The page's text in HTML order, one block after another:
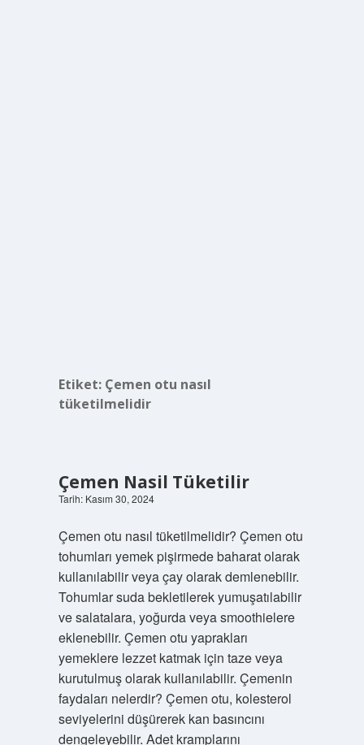
Etiket: Çemen otu nasıl
tüketilmelidir
Çemen Nasil Tüketilir
Tarih: Kasım 30, 2024
Çemen otu nasıl tüketilmelidir? Çemen otu
tohumları yemek pişirmede baharat olarak
kullanılabilir veya çay olarak demlenebilir.
Tohumlar suda bekletilerek yumuşatılabilir
ve salatalara, yoğurda veya smoothielere
eklenebilir. Çemen otu yaprakları
yemeklere lezzet katmak için taze veya
kurutulmuş olarak kullanılabilir. Çemenin
faydaları nelerdir? Çemen otu, kolesterol
seviyelerini düşürerek kan basıncını
dengeleyebilir. Adet kramplarını